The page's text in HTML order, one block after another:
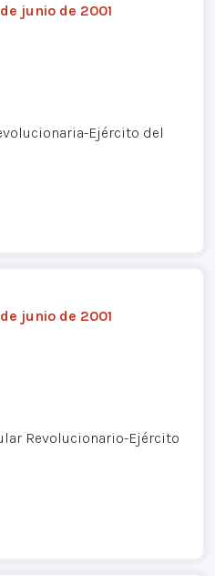
junio de 2001
Ejército del
junio de 2001
Revolucionario-Ejército